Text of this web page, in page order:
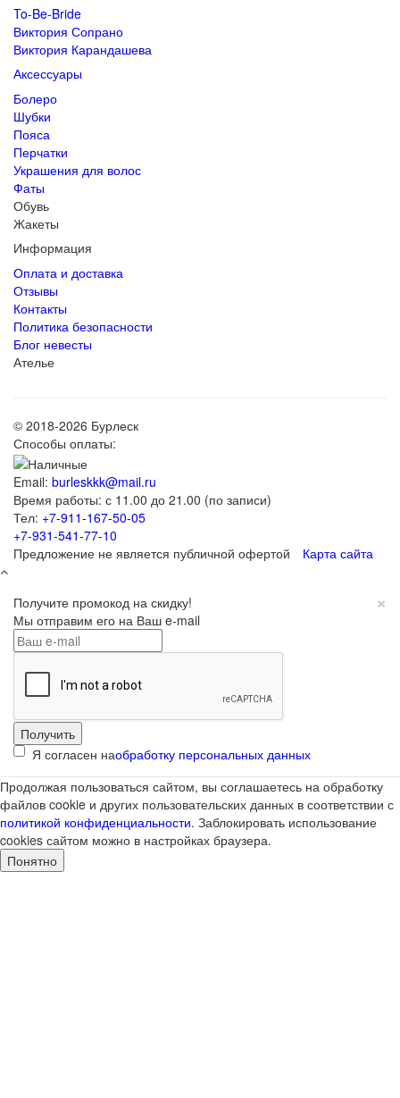
To-Be-Bride
Виктория Сопрано
Виктория Карандашева
Аксессуары
Болеро
Шубки
Пояса
Перчатки
Украшения для волос
Фаты
Обувь
Жакеты
Информация
Оплата и доставка
Отзывы
Контакты
Политика безопасности
Блог невесты
Ателье
© 2018-2026 Бурлеск
Способы оплаты:
Email: burleskkk@mail.ru
Время работы: с 11.00 до 21.00 (по записи)
Тел: +7-911-167-50-05
+7-931-541-77-10
Предложение не является публичной офертой
Карта сайта
×
Получите промокод на скидку!
Мы отправим его на Ваш e-mail
Я согласен наобработку персональных данных
Продолжая пользоваться сайтом, вы соглашаетесь на обработку
файлов cookie и других пользовательских данных в соответствии с
политикой конфиденциальности. Заблокировать использование
cookies сайтом можно в настройках браузера.
Понятно